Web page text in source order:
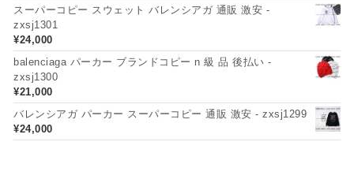
スーパーコピー スウェット バレンシアガ 通販 激安 -
zxsj1301
¥24,000
balenciaga パーカー ブランドコピー n 級 品 後払い -
zxsj1300
¥21,000
バレンシアガ パーカー スーパーコピー 通販 激安 - zxsj1299
¥24,000